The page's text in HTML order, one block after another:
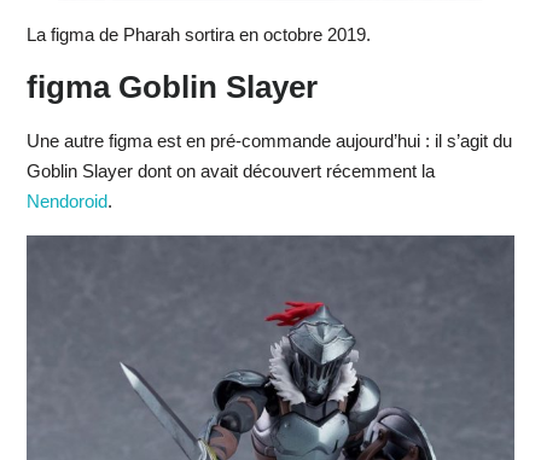
La figma de Pharah sortira en octobre 2019.
figma Goblin Slayer
Une autre figma est en pré-commande aujourd’hui : il s’agit du
Goblin Slayer dont on avait découvert récemment la
Nendoroid.